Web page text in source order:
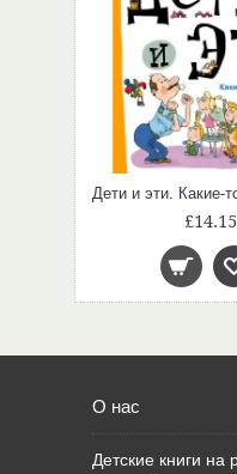
£14.15
О нас
Детские книги на